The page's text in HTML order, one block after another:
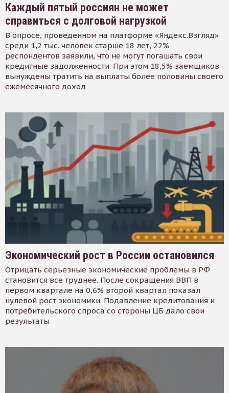
Каждый пятый россиян не может
справиться с долговой нагрузкой
В опросе, проведенном на платформе «Яндекс.Взгляд»
среди 1,2 тыс. человек старше 18 лет, 22%
респондентов заявили, что не могут погашать свои
кредитные задолженности. При этом 18,5% заемщиков
вынуждены тратить на выплаты более половины своего
ежемесячного доход
Экономический рост в России остановился
Отрицать серьезные экономические проблемы в РФ
становится все труднее. После сокращения ВВП в
первом квартале на 0,6% второй квартал показал
нулевой рост экономики. Подавление кредитования и
потребительского спроса со стороны ЦБ дало свои
результаты